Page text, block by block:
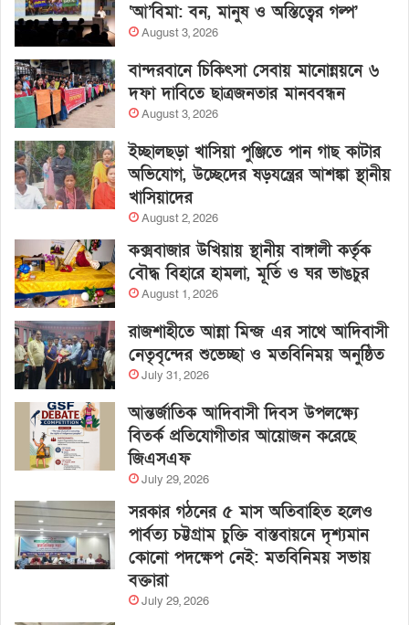
‘আ’বিমা: বন, মানুষ ও অস্তিত্বের গল্প’
August 3, 2026
বান্দরবানে চিকিৎসা সেবায় মানোন্নয়নে ৬
দফা দাবিতে ছাত্রজনতার মানববন্ধন
August 3, 2026
ইচ্ছালছড়া খাসিয়া পুঞ্জিতে পান গাছ কাটার
অভিযোগ, উচ্ছেদের ষড়যন্ত্রের আশঙ্কা স্থানীয়
খাসিয়াদের
August 2, 2026
কক্সবাজার উখিয়ায় স্থানীয় বাঙ্গালী কর্তৃক
বৌদ্ধ বিহারে হামলা, মূর্তি ও ঘর ভাঙচুর
August 1, 2026
রাজশাহীতে আন্না মিন্জ এর সাথে আদিবাসী
নেতৃবৃন্দের শুভেচ্ছা ও মতবিনিময় অনুষ্ঠিত
July 31, 2026
আন্তর্জাতিক আদিবাসী দিবস উপলক্ষ্যে
বিতর্ক প্রতিযোগীতার আয়োজন করেছে
জিএসএফ
July 29, 2026
সরকার গঠনের ৫ মাস অতিবাহিত হলেও
পার্বত্য চট্টগ্রাম চুক্তি বাস্তবায়নে দৃশ্যমান
কোনো পদক্ষেপ নেই: মতবিনিময় সভায়
বক্তারা
July 29, 2026